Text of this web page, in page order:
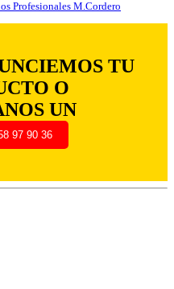
TU
O
UN
97 90 36